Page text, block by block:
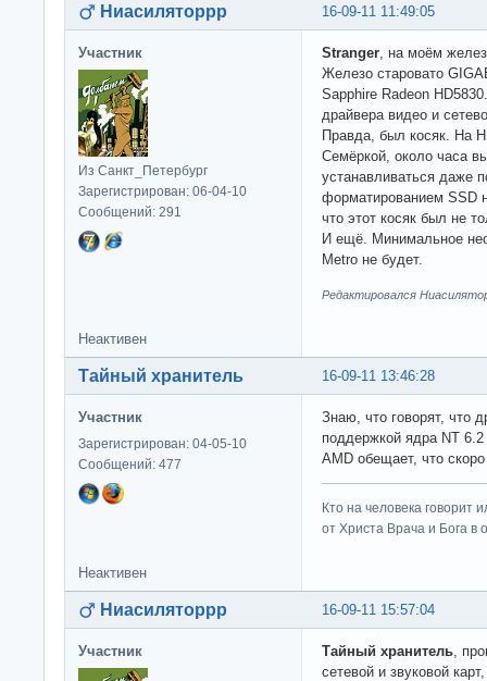
16-09-11 11:49:05
Ниасиляторрр
Участник
Из Санкт_Петербург
Зарегистрирован: 06-04-10
Сообщений: 291
Stranger , на моём
Железо старовато
Sapphire Radeon
драйвера видео и
Правда, был косяк. На
Семёркой, около часа
устанавливаться даже
форматированием SSD
что этот косяк был не
И ещё. Минимальное
Metro не будет.
Редактировался
Неактивен
16-09-11 13:46:28
Тайный хранитель
Участник
Зарегистрирован: 04-05-10
Сообщений: 477
Знаю, что говорят, что
поддержкой ядра NT
AMD обещает, что
Кто на человека говорит
от Христа Врача и Бога в
Неактивен
16-09-11 15:57:04
Ниасиляторрр
Участник Тайный хранитель ,
сетевой и звуковой